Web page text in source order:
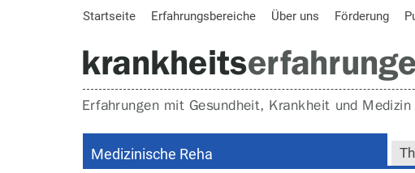
Startseite Erfahrungsbereiche Über uns Förderung
Medizinische Reha